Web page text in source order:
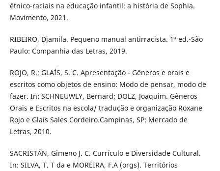
étnico-raciais na educação infantil: a história de Sophia.
Movimento, 2021.
RIBEIRO, Djamila. Pequeno manual antirracista. 1ª ed.-São
Paulo: Companhia das Letras, 2019.
ROJO, R.; GLAÍS, S. C. Apresentação - Gêneros e orais e
escritos como objetos de ensino: Modo de pensar, modo de
fazer. In: SCHNEUWLY, Bernard; DOLZ, Joaquim. Gêneros
Orais e Escritos na escola/ tradução e organização Roxane
Rojo e Glaís Sales Cordeiro.Campinas, SP: Mercado de
Letras, 2010.
SACRISTÁN, Gimeno J. C. Currículo e Diversidade Cultural.
In: SILVA, T. T da e MOREIRA, F.A (orgs). Territórios